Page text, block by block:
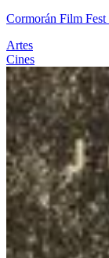
Cormorán Film Fest
Artes
Cines